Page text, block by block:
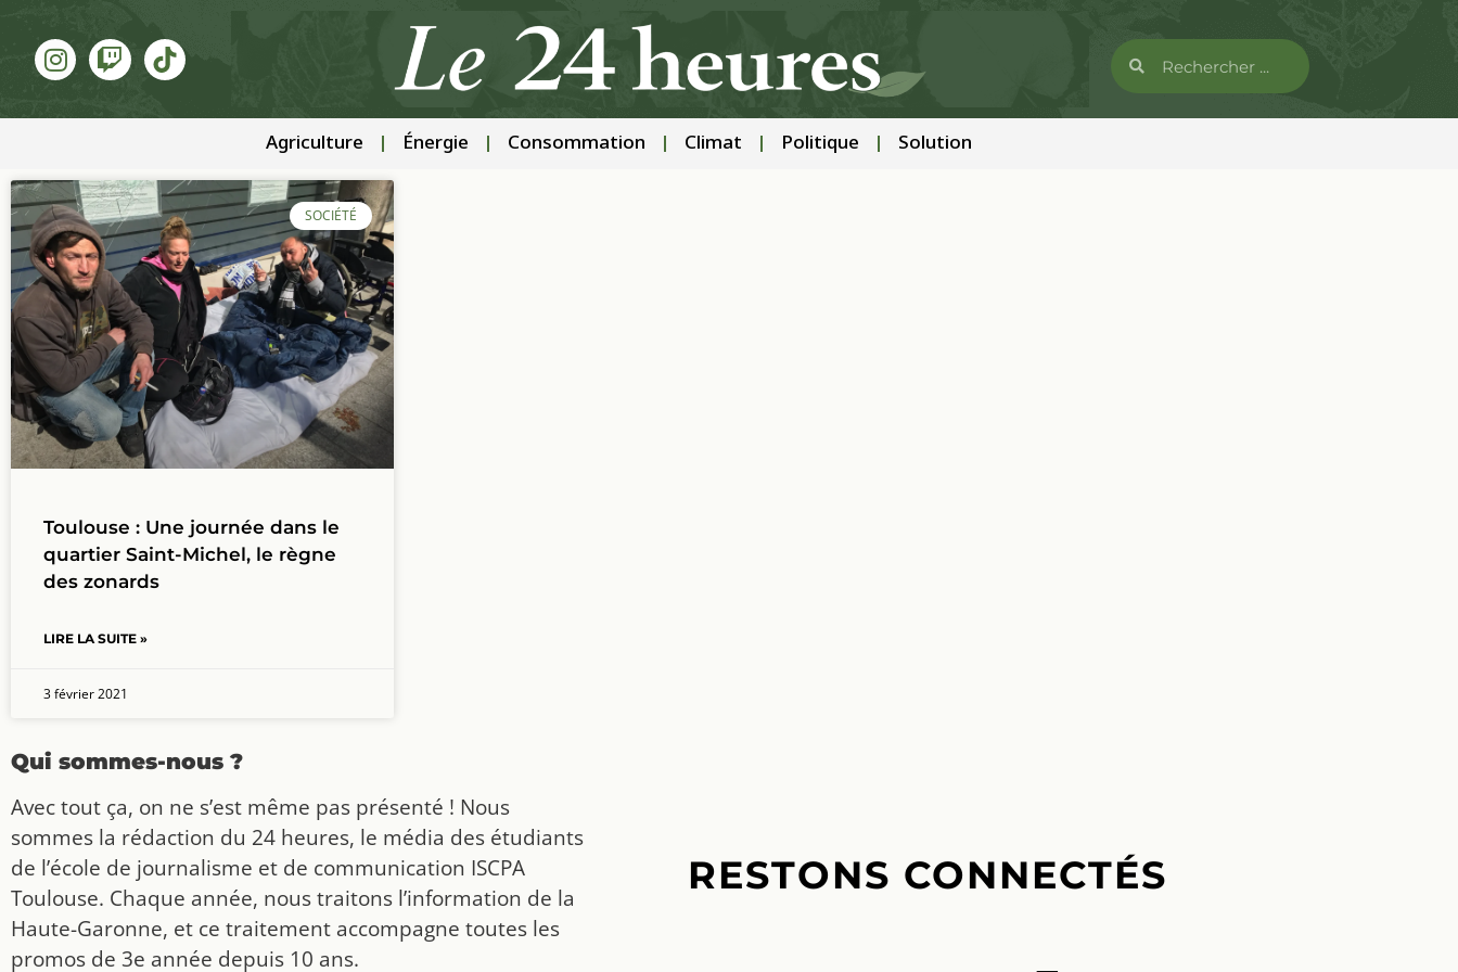
Agriculture Énergie Consommation Climat Politique Solution
SOCIÉTÉ
Toulouse : Une journée dans le
quartier Saint-Michel, le règne
des zonards
LIRE LA SUITE »
3 février 2021
Qui sommes-nous ?
Avec tout ça, on ne s’est même pas présenté ! Nous
sommes la rédaction du 24 heures, le média des étudiants
de l’école de journalisme et de communication ISCPA
Toulouse. Chaque année, nous traitons l’information de la
Haute-Garonne, et ce traitement accompagne toutes les
promos de 3e année depuis 10 ans.
RESTONS CONNECTÉS